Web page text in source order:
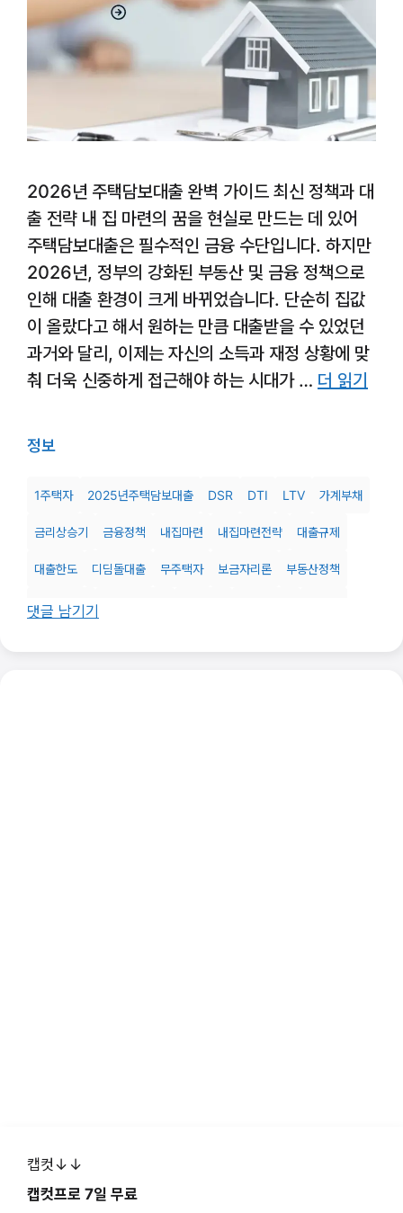
2026년 주택담보대출 완벽 가이드 최신 정책과 대
출 전략 내 집 마련의 꿈을 현실로 만드는 데 있어
주택담보대출은 필수적인 금융 수단입니다. 하지만
2026년, 정부의 강화된 부동산 및 금융 정책으로
인해 대출 환경이 크게 바뀌었습니다. 단순히 집값
이 올랐다고 해서 원하는 만큼 대출받을 수 있었던
과거와 달리, 이제는 자신의 소득과 재정 상황에 맞
춰 더욱 신중하게 접근해야 하는 시대가 … 더 읽기
정보
1주택자 2025년주택담보대출 DSR DTI LTV 가계부채
금리상승기 금융정책 내집마련 내집마련전략 대출규제
대출한도 디딤돌대출 무주택자 보금자리론 부동산정책
부동산투자
댓글 남기기
캡컷↓↓
캡컷프로 7일 무료